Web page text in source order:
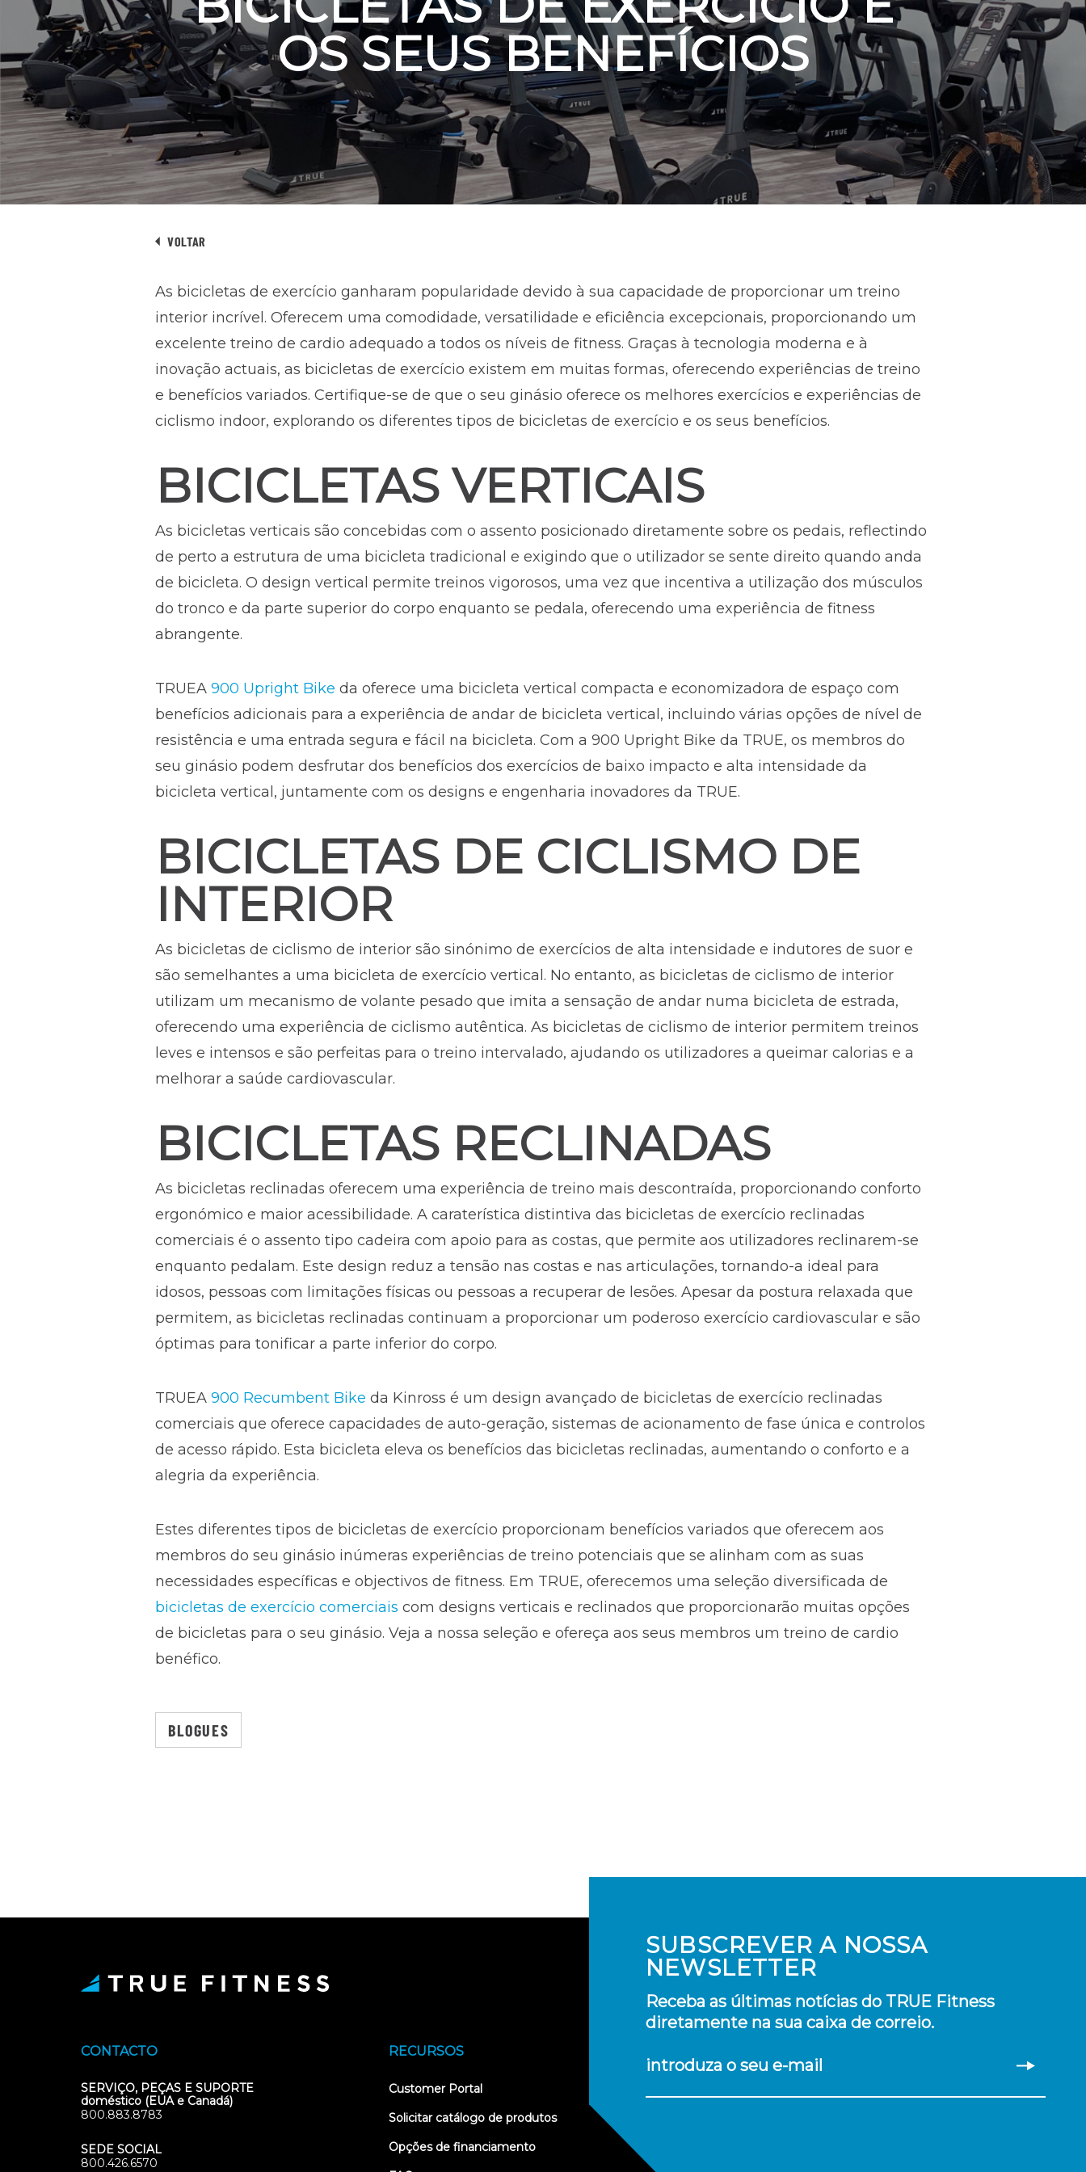
OS SEUS BENEFÍCIOS
VOLTAR
As bicicletas de exercício ganharam popularidade devido à sua capacidade de proporcionar um treino
interior incrível. Oferecem uma comodidade, versatilidade e eficiência excepcionais, proporcionando um
excelente treino de cardio adequado a todos os níveis de fitness. Graças à tecnologia moderna e à
inovação actuais, as bicicletas de exercício existem em muitas formas, oferecendo experiências de treino
e benefícios variados. Certifique-se de que o seu ginásio oferece os melhores exercícios e experiências de
ciclismo indoor, explorando os diferentes tipos de bicicletas de exercício e os seus benefícios.
BICICLETAS VERTICAIS
As bicicletas verticais são concebidas com o assento posicionado diretamente sobre os pedais, reflectindo
de perto a estrutura de uma bicicleta tradicional e exigindo que o utilizador se sente direito quando anda
de bicicleta. O design vertical permite treinos vigorosos, uma vez que incentiva a utilização dos músculos
do tronco e da parte superior do corpo enquanto se pedala, oferecendo uma experiência de fitness
abrangente.
TRUEA 900 Upright Bike da oferece uma bicicleta vertical compacta e economizadora de espaço com
benefícios adicionais para a experiência de andar de bicicleta vertical, incluindo várias opções de nível de
resistência e uma entrada segura e fácil na bicicleta. Com a 900 Upright Bike da TRUE, os membros do
seu ginásio podem desfrutar dos benefícios dos exercícios de baixo impacto e alta intensidade da
bicicleta vertical, juntamente com os designs e engenharia inovadores da TRUE.
BICICLETAS DE CICLISMO DE
INTERIOR
As bicicletas de ciclismo de interior são sinónimo de exercícios de alta intensidade e indutores de suor e
são semelhantes a uma bicicleta de exercício vertical. No entanto, as bicicletas de ciclismo de interior
utilizam um mecanismo de volante pesado que imita a sensação de andar numa bicicleta de estrada,
oferecendo uma experiência de ciclismo autêntica. As bicicletas de ciclismo de interior permitem treinos
leves e intensos e são perfeitas para o treino intervalado, ajudando os utilizadores a queimar calorias e a
melhorar a saúde cardiovascular.
BICICLETAS RECLINADAS
As bicicletas reclinadas oferecem uma experiência de treino mais descontraída, proporcionando conforto
ergonómico e maior acessibilidade. A caraterística distintiva das bicicletas de exercício reclinadas
comerciais é o assento tipo cadeira com apoio para as costas, que permite aos utilizadores reclinarem-se
enquanto pedalam. Este design reduz a tensão nas costas e nas articulações, tornando-a ideal para
idosos, pessoas com limitações físicas ou pessoas a recuperar de lesões. Apesar da postura relaxada que
permitem, as bicicletas reclinadas continuam a proporcionar um poderoso exercício cardiovascular e são
óptimas para tonificar a parte inferior do corpo.
TRUEA 900 Recumbent Bike da Kinross é um design avançado de bicicletas de exercício reclinadas
comerciais que oferece capacidades de auto-geração, sistemas de acionamento de fase única e controlos
de acesso rápido. Esta bicicleta eleva os benefícios das bicicletas reclinadas, aumentando o conforto e a
alegria da experiência.
Estes diferentes tipos de bicicletas de exercício proporcionam benefícios variados que oferecem aos
membros do seu ginásio inúmeras experiências de treino potenciais que se alinham com as suas
necessidades específicas e objectivos de fitness. Em TRUE, oferecemos uma seleção diversificada de
bicicletas de exercício comerciais com designs verticais e reclinados que proporcionarão muitas opções
de bicicletas para o seu ginásio. Veja a nossa seleção e ofereça aos seus membros um treino de cardio
benéfico.
BLOGUES
SUBSCREVER A NOSSA
NEWSLETTER
Receba as últimas notícias do TRUE Fitness
diretamente na sua caixa de correio.
introduza o seu e-mail
CONTACTO
SERVIÇO, PEÇAS E SUPORTE
doméstico (EUA e Canadá)
800.883.8783
SEDE SOCIAL
800.426.6570
RECURSOS
Customer Portal(opens
new
Solicitar catálogo de produtos
Opções de financiamento